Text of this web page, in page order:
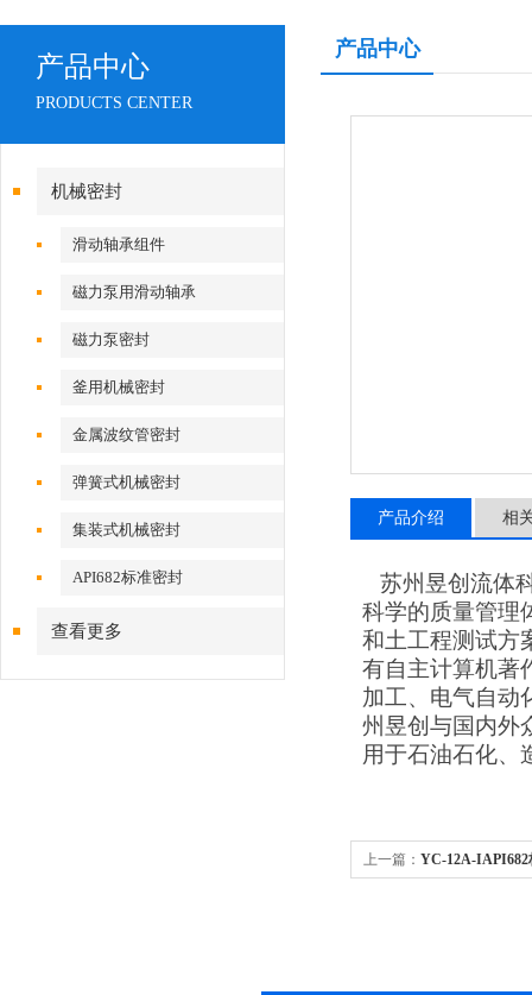
产品中心
PRODUCTS CENTER
机械密封
滑动轴承组件
磁力泵用滑动轴承
磁力泵密封
釜用机械密封
金属波纹管密封
弹簧式机械密封
集装式机械密封
API682标准密封
查看更多
产品中心
产品介绍 相
苏州昱创流体
科学的质量管理
和土工程测试方
有自主计算机著
加工、电气自动
州昱创与国内外
用于石油石化、
上一篇： YC-12A-IAPI682